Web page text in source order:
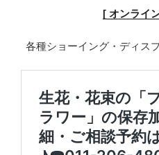
[ オンライ
各種ショーイング・ディス